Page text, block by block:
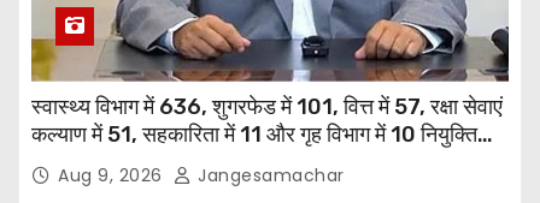
स्वास्थ्य विभाग में 636, शुगरफेड में 101, वित्त में 57, रक्षा सेवाएं
कल्याण में 51, सहकारिता में 11 और गृह विभाग में 10 नियुक्तियां
हुईं: मुख्यमंत्री भगवंत सिंह मान
Aug 9, 2026 Jangesamachar